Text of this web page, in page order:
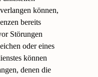
können,
bereits
Störungen
oder eines
können
denen die